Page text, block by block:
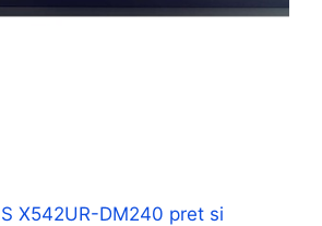
X542UR-DM240 pret si